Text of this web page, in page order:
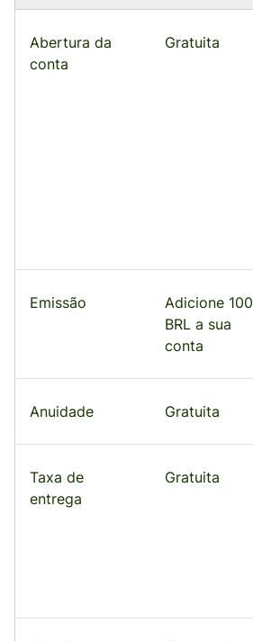
Abertura da
conta
Gratuita
Emissão
Adicione 100
BRL a sua
conta
Anuidade Gratuita
Taxa de
entrega
Gratuita